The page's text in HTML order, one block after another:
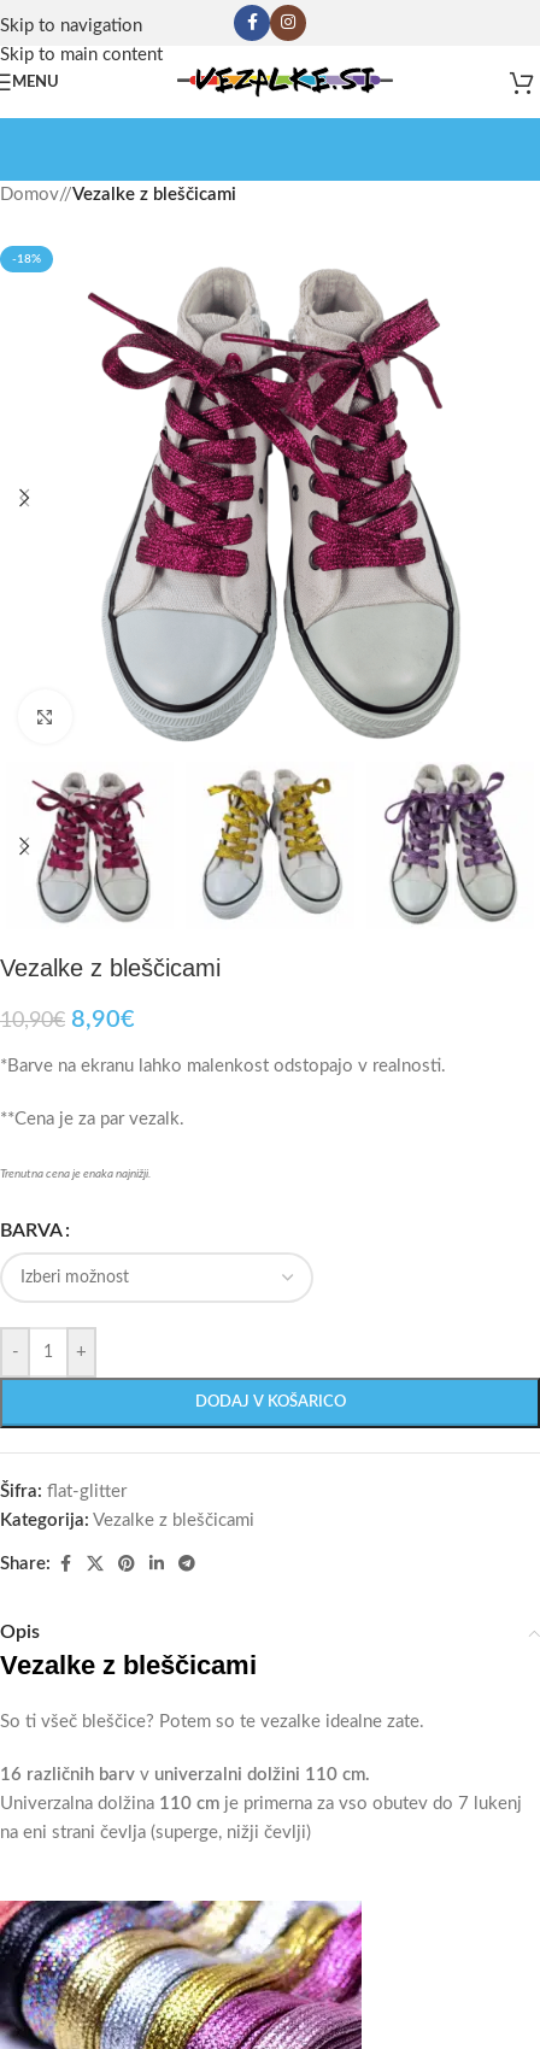
Skip to navigation
Skip to main content
MENU
Domov/ Vezalke z bleščicami
-18%
Click to enlarge
Vezalke z bleščicami
10,90€ 8,90€
*Barve na ekranu lahko malenkost odstopajo v realnosti.
**Cena je za par vezalk.
Trenutna cena je enaka najnižji.
BARVA
- +
DODAJ V KOŠARICO
Šifra: flat-glitter
Kategorija: Vezalke z bleščicami
Share:
Opis
Vezalke z bleščicami
So ti všeč bleščice? Potem so te vezalke idealne zate.
16 različnih barv v univerzalni dolžini 110 cm.
Univerzalna dolžina 110 cm je primerna za vso obutev do 7 lukenj
na eni strani čevlja (superge, nižji čevlji)